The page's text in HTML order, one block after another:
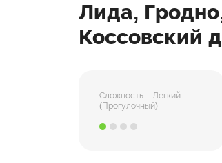
Лида,
Коссовский
Сложность – Легкий
(Прогулочный)